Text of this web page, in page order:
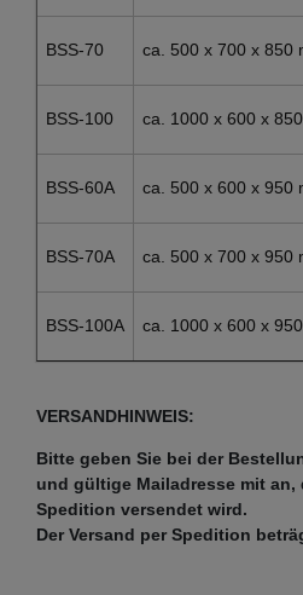
BSS-70 ca. 500 x 700 x 850
BSS-100 ca. 1000 x 600 x
BSS-60A ca. 500 x 600 x 950
BSS-70A ca. 500 x 700 x 950
BSS-100A ca. 1000 x 600 x
VERSANDHINWEIS:
Bitte geben Sie bei der
und gültige Mailadresse mit an,
Spedition versendet wird.
Der Versand per Spedition